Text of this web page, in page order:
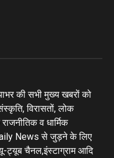
की सभी मुख्य खबरों को
विरासतों, लोक
व धार्मिक
News से जुड़ने के लिए
ट्यूब चैनल,इंस्टाग्राम आदि